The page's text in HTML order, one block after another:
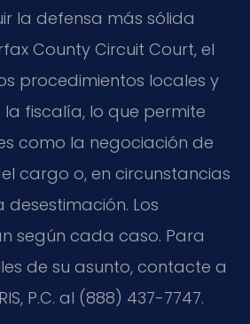
la defensa más sólida
County Circuit Court, el
procedimientos locales y
fiscalía, lo que permite
como la negociación de
cargo o, en circunstancias
Los
según cada caso. Para
de su asunto, contacte a
P.C. al (888) 437-7747.